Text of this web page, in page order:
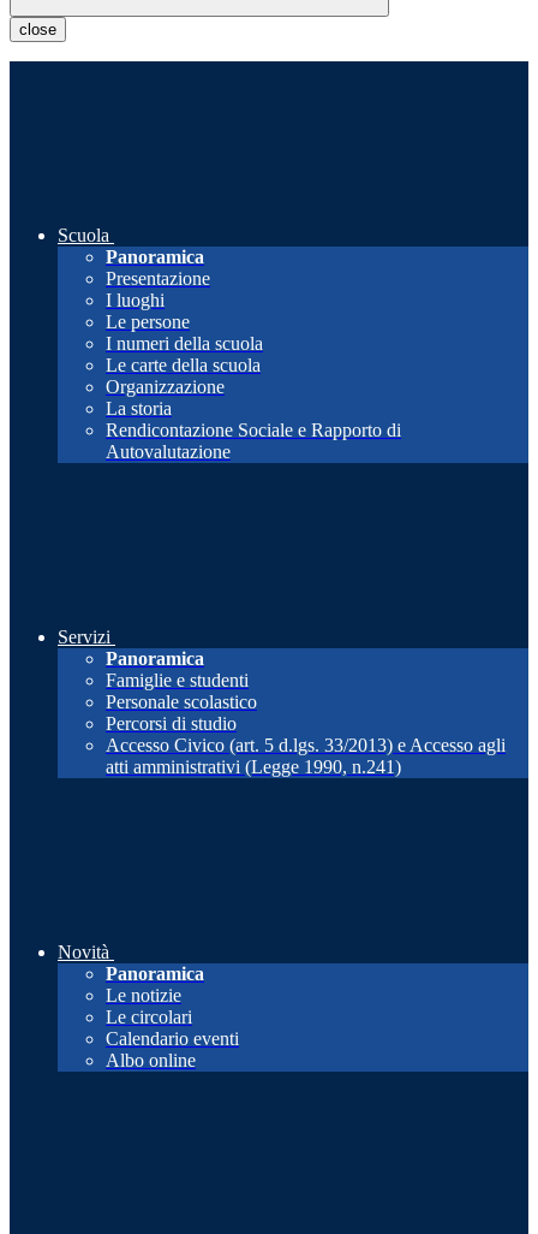
close
Scuola
Panoramica
Presentazione
I luoghi
Le persone
I numeri della scuola
Le carte della scuola
Organizzazione
La storia
Rendicontazione Sociale e Rapporto di
Autovalutazione
Servizi
Panoramica
Famiglie e studenti
Personale scolastico
Percorsi di studio
Accesso Civico (art. 5 d.lgs. 33/2013) e Accesso agli
atti amministrativi (Legge 1990, n.241)
Novità
Panoramica
Le notizie
Le circolari
Calendario eventi
Albo online